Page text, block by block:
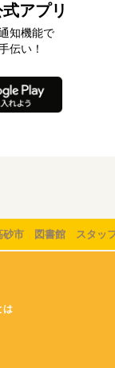
アプリ
知機能で
伝い！
砂市 図書館 スタッ
は